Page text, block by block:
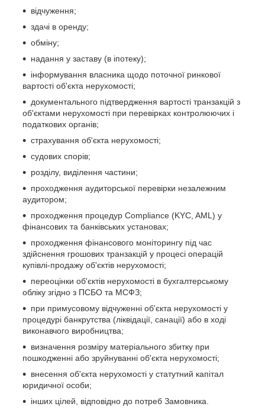
відчуження;
здачі в оренду;
обміну;
надання у заставу (в іпотеку);
інформування власника щодо поточної ринкової
вартості об'єкта нерухомості;
документального підтвердження вартості транзакцій з
об'єктами нерухомості при перевірках контролюючих і
податкових органів;
страхування об'єкта нерухомості;
судових спорів;
розділу, виділення частини;
проходження аудиторської перевірки незалежним
аудитором;
проходження процедур Compliance (KYC, AML) у
фінансових та банківських установах;
проходження фінансового моніторингу під час
здійснення грошових транзакцій у процесі операцій
купівлі-продажу об'єктів нерухомості;
переоцінки об'єктів нерухомості в бухгалтерському
обліку згідно з ПСБО та МСФЗ;
при примусовому відчуженні об'єкта нерухомості у
процедурі банкрутства (ліквідації, санації) або в ході
виконавчого виробництва;
визначення розміру матеріального збитку при
пошкодженні або зруйнуванні об'єкта нерухомості;
внесення об'єкта нерухомості у статутний капітал
юридичної особи;
інших цілей, відповідно до потреб Замовника.